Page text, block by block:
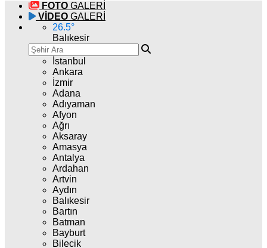
FOTO GALERİ
VİDEO GALERİ
26.5°
Balıkesir
İstanbul
Ankara
İzmir
Adana
Adıyaman
Afyon
Ağrı
Aksaray
Amasya
Antalya
Ardahan
Artvin
Aydın
Balıkesir
Bartın
Batman
Bayburt
Bilecik